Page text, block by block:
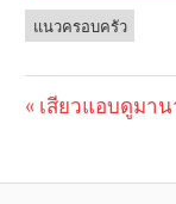
แนวครอบครัว
Previous
เสียวแอบดูมาน